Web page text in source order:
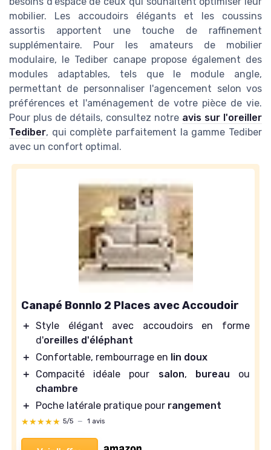
mobilier. Les accoudoirs élégants et les coussins
assortis apportent une touche de raffinement
supplémentaire. Pour les amateurs de mobilier
modulaire, le Tediber canape propose également des
modules adaptables, tels que le module angle,
permettant de personnaliser l'agencement selon vos
préférences et l'aménagement de votre pièce de vie.
Pour plus de détails, consultez notre avis sur l'oreiller
Tediber, qui complète parfaitement la gamme Tediber
avec un confort optimal.
Canapé Bonnlo 2 Places avec Accoudoir
＋ Style élégant avec accoudoirs en forme
d'oreilles d'éléphant
＋
Confortable, rembourrage en lin doux
＋
Compacité idéale pour salon, bureau ou
chambre
＋
Poche latérale pratique pour rangement
★★★★★
★★★★★ 5/5 — 1 avis